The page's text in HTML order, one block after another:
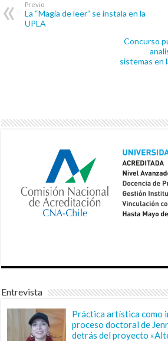
Previo
La “Magia de leer” se instala en la
UPLA
Concurso
sistemas en
Entrevista
Práctica artística como
proceso doctoral de
detrás del proyecto